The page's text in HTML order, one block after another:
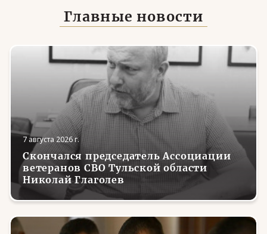
Главные новости
7 августа 2026 г.
Скончался председатель Ассоциации
ветеранов СВО Тульской области
Николай Глаголев